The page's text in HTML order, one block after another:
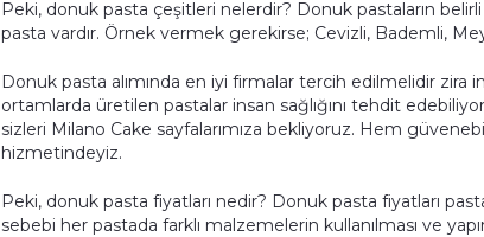
Peki, donuk pasta çeşitleri nelerdir? Donuk pastaların
pasta vardır. Örnek vermek gerekirse; Cevizli, Bademli,
Donuk pasta alımında en iyi firmalar tercih edilmelidir zira
ortamlarda üretilen pastalar insan sağlığını tehdit
sizleri Milano Cake sayfalarımıza bekliyoruz. Hem
hizmetindeyiz.
Peki, donuk pasta fiyatları nedir? Donuk pasta fiyatları
sebebi her pastada farklı malzemelerin kullanılması ve